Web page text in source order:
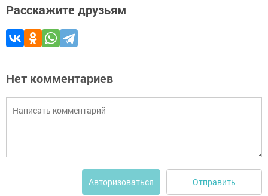
Расскажите друзьям
Нет комментариев
Авторизоваться Отправить